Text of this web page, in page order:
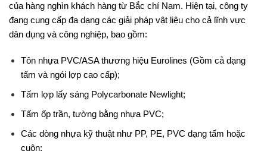
của hàng nghìn khách hàng từ Bắc chí Nam. Hiện tại, công ty
đang cung cấp đa dạng các giải pháp vật liệu cho cả lĩnh vực
dân dụng và công nghiệp, bao gồm:
Tôn nhựa PVC/ASA thương hiệu Eurolines (Gồm cả dạng
tấm và ngói lợp cao cấp);
Tấm lợp lấy sáng Polycarbonate Newlight;
Tấm ốp trần, tường bằng nhựa PVC;
Các dòng nhựa kỹ thuật như PP, PE, PVC dạng tấm hoặc
cuộn;